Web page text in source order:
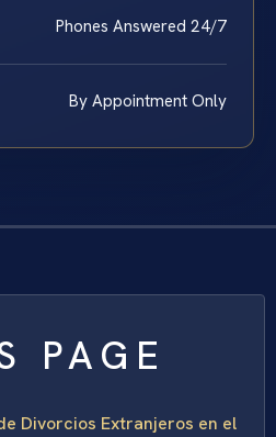
Phones Answered 24/7
By Appointment Only
PAGE
Divorcios Extranjeros en el